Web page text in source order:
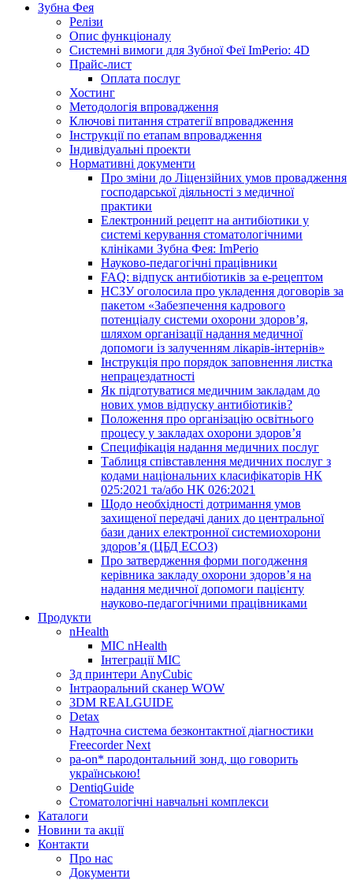
Зубна Фея
Релізи
Опис функціоналу
Системні вимоги для Зубної Феї ImPerio: 4D
Прайс-лист
Оплата послуг
Хостинг
Методологія впровадження
Ключові питання стратегії впровадження
Інструкції по етапам впровадження
Індивідуальні проекти
Нормативні документи
Про зміни до Ліцензійних умов провадження
господарської діяльності з медичної
практики
Електронний рецепт на антибіотики у
системі керування стоматологічними
клініками Зубна Фея: ImPerio
Науково-педагогічні працівники
FAQ: відпуск антибіотиків за е-рецептом
НСЗУ оголосила про укладення договорів за
пакетом «Забезпечення кадрового
потенціалу системи охорони здоров’я,
шляхом організації надання медичної
допомоги із залученням лікарів-інтернів»
Інструкція про порядок заповнення листка
непрацездатності
Як підготуватися медичним закладам до
нових умов відпуску антибіотиків?
Положення про організацію освітнього
процесу у закладах охорони здоров’я
Специфікація надання медичних послуг
Таблиця співставлення медичних послуг з
кодами національних класифікаторів НК
025:2021 та/або НК 026:2021
Щодо необхідності дотримання умов
захищеної передачі даних до центральної
бази даних електронної системиохорони
здоров’я (ЦБД ЕСОЗ)
Про затвердження форми погодження
керівника закладу охорони здоров’я на
надання медичної допомоги пацієнту
науково-педагогічними працівниками
Продукти
nHealth
МІС nHealth
Інтеграції МІС
3д принтери AnyCubic
Інтраоральний сканер WOW
3DM REALGUIDE
Detax
Надточна система безконтактної діагностики
Freecorder Next
pa-on* пародонтальний зонд, що говорить
українською!
DentiqGuide
Стоматологічні навчальні комплекси
Каталоги
Новини та акції
Контакти
Про нас
Документи